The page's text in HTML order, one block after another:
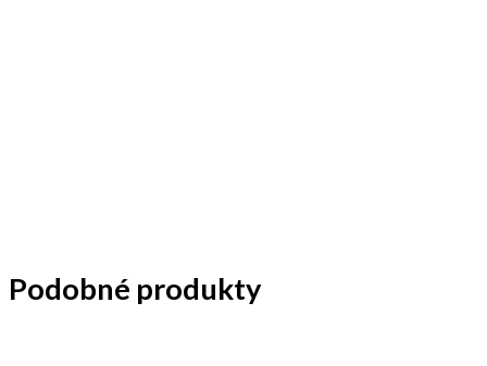
Podobné produkty